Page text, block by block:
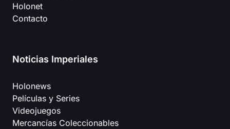
Holonet
Contacto
Noticias Imperiales
Holonews
Películas y Series
Videojuegos
Mercancías Coleccionables